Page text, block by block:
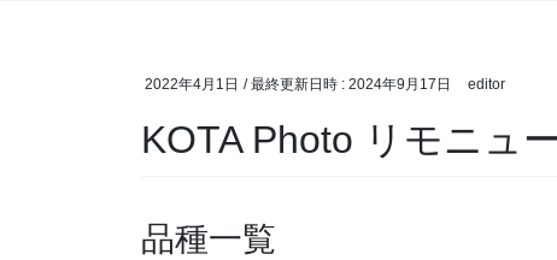
2022年4月1日 / 最終更新日時 : 2024年9月17日 editor
KOTA Photo リモニュ
品種一覧